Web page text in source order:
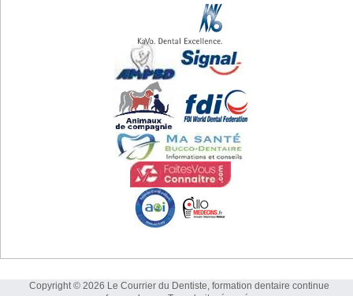
Copyright © 2026 Le Courrier du Dentiste, formation dentaire continue